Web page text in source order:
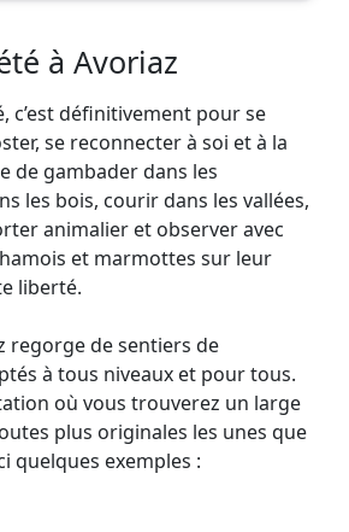
à Avoriaz
c’est définitivement pour se
se reconnecter à soi et à la
de gambader dans les
les bois, courir dans les vallées,
animalier et observer avec
et marmottes sur leur
liberté.
regorge de sentiers de
à tous niveaux et pour tous.
où vous trouverez un large
plus originales les unes que
quelques exemples :